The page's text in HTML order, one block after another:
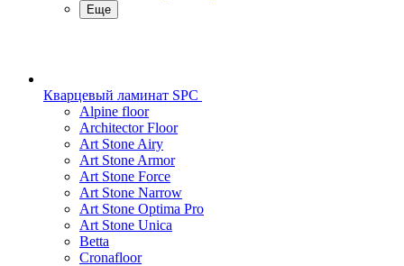
Еще
Кварцевый ламинат SPC
Alpine floor
Architector Floor
Art Stone Airy
Art Stone Armor
Art Stone Force
Art Stone Narrow
Art Stone Optima Pro
Art Stone Unica
Betta
Cronafloor